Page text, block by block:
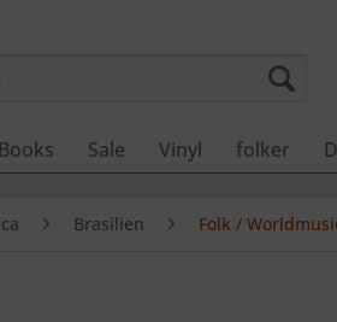
Sale Vinyl folker
Brasilien Folk /